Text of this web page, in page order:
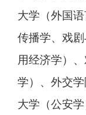
大学（外国
传播学、戏
用经济学）
学）、外交
大学（公安